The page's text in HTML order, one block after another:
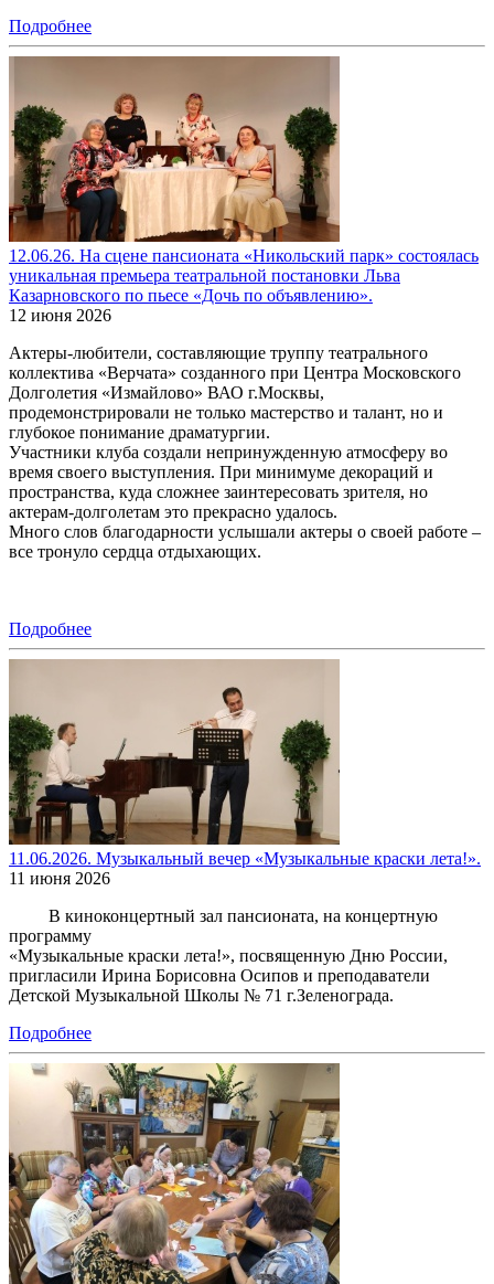
Подробнее
12.06.26. На сцене пансионата «Никольский парк» состоялась
уникальная премьера театральной постановки Льва
Казарновского по пьесе «Дочь по объявлению».
12 июня 2026
Актеры-любители, составляющие труппу театрального
коллектива «Верчата» созданного при Центра Московского
Долголетия «Измайлово» ВАО г.Москвы,
продемонстрировали не только мастерство и талант, но и
глубокое понимание драматургии.
Участники клуба создали непринужденную атмосферу во
время своего выступления. При минимуме декораций и
пространства, куда сложнее заинтересовать зрителя, но
актерам-долголетам это прекрасно удалось.
Много слов благодарности услышали актеры о своей работе –
все тронуло сердца отдыхающих.
Подробнее
11.06.2026. Музыкальный вечер «Музыкальные краски лета!».
11 июня 2026
В киноконцертный зал пансионата, на концертную
программу
«Музыкальные краски лета!», посвященную Дню России,
пригласили Ирина Борисовна Осипов и преподаватели
Детской Музыкальной Школы № 71 г.Зеленограда.
Подробнее